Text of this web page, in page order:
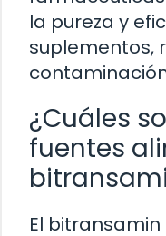
la pureza y
suplementos,
¿Cuáles
fuentes
El